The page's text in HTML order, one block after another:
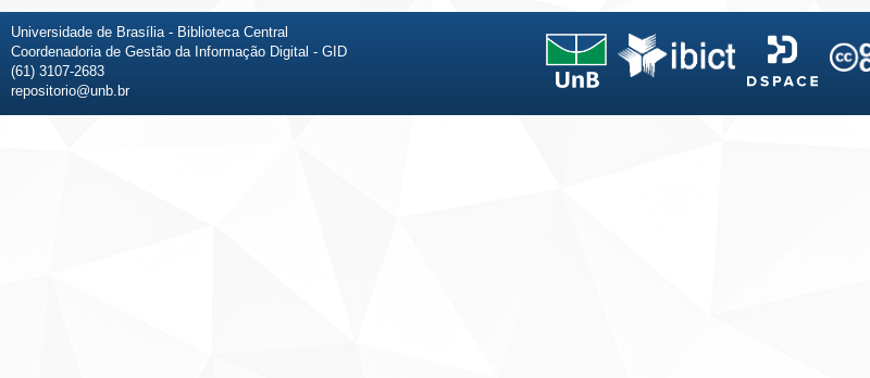
Universidade de Brasília - Biblioteca Central
Coordenadoria de Gestão da Informação Digital - GID
(61) 3107-2683
repositorio@unb.br